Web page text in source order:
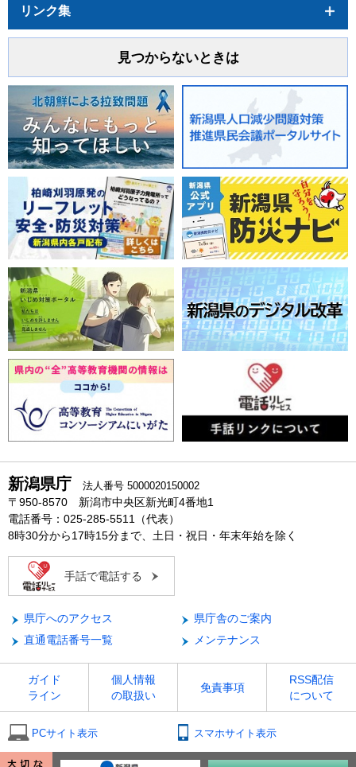
リンク集
見つからないときは
新潟県庁 法人番号 5000020150002
〒950-8570 新潟市中央区新光町4番地1
電話番号：025-285-5511（代表）
8時30分から17時15分まで、土日・祝日・年末年始を除く
手話で電話する
県庁へのアクセス
県庁舎のご案内
直通電話番号一覧
メンテナンス
ガイド
ライン
個人情報
の取扱い
免責事項
RSS配信
について
PCサイト表示 スマホサイト表示